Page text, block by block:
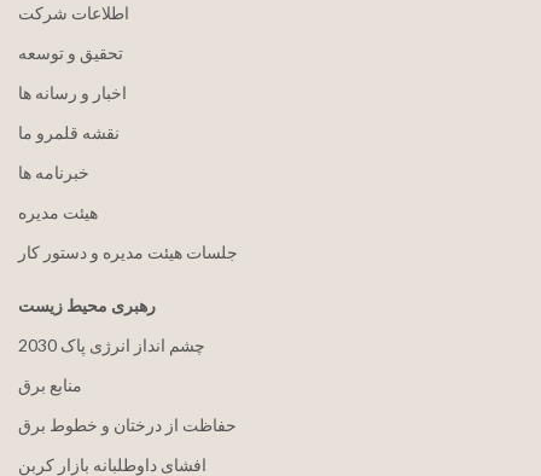
اطلاعات شرکت
تحقیق و توسعه
اخبار و رسانه ها
نقشه قلمرو ما
خبرنامه ها
هيئت مدیره
جلسات هیئت مدیره و دستور کار
رهبری محیط زیست
2030 چشم انداز انرژی پاک
منابع برق
حفاظت از درختان و خطوط برق
افشای داوطلبانه بازار کربن